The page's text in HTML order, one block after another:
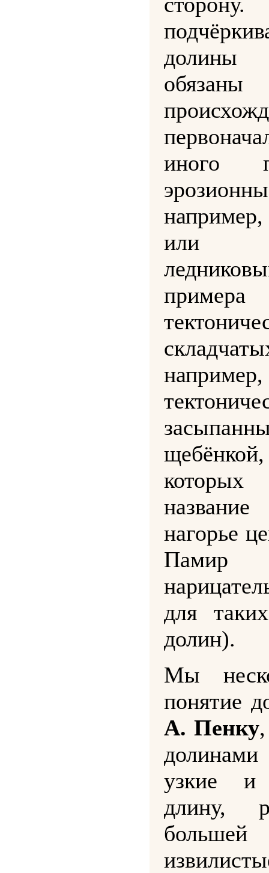
долины
иного
или
нагорье
Памир
для
долин).
Мы
понятие
А. Пенку
узкие и
длину,